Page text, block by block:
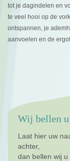
tot je dagindelen en
te veel hooi op de
ontspannen, je
aanvoelen en de
Wij bellen
Laat hier uw
achter,
dan bellen wij u